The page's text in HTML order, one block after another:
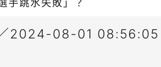
手跳水失敗」？
2024-08-01 08:56:05